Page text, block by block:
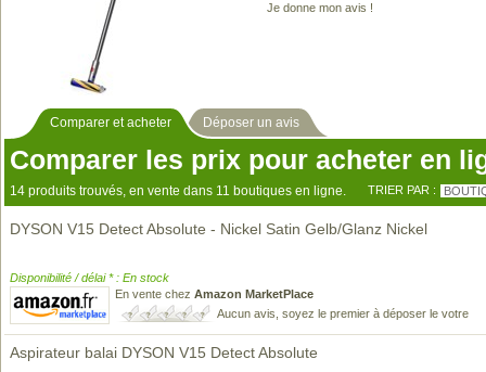
Je donne mon avis !
Comparer et acheter Déposer un avis
Comparer les prix pour acheter en
14 produits trouvés, en vente dans 11 boutiques en ligne. TRIER PAR :
DYSON V15 Detect Absolute - Nickel Satin Gelb/Glanz Nickel
Disponibilité / délai * : En stock
En vente chez Amazon MarketPlace
Aucun avis, soyez le premier à déposer le votre
Aspirateur balai DYSON V15 Detect Absolute